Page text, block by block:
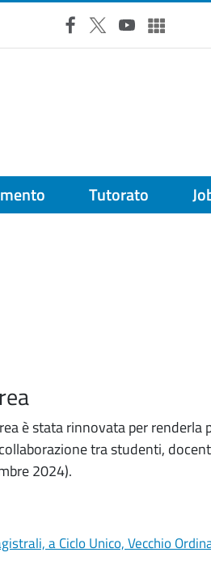
Facebook
X YouTubeAltri social
Tutorato
è stata rinnovata per renderla
tra studenti,
2024).
a Ciclo Unico, Vecchio